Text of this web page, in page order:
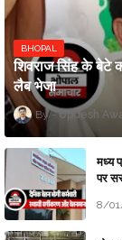
BHOPAL
शिवराज सिंह के बेटे
लैब भेजा
Updesh
मध्य
पर
8/